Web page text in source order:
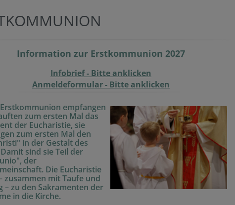
Information zur Erstkommunion 2027
Infobrief - Bitte anklicken
Anmeldeformular - Bitte anklicken
empfangen
zum ersten Mal das
der Eucharistie, sie
zum ersten Mal den
in der Gestalt des
sind sie Teil der
der
Die Eucharistie
zusammen mit Taufe und
– zu den Sakramenten der
in die Kirche.